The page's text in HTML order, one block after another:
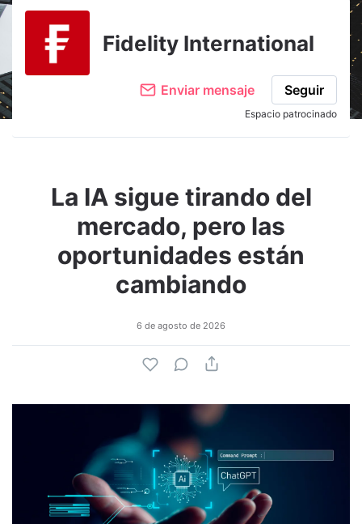
Fidelity International
Enviar mensaje Seguir
Espacio patrocinado
La IA sigue tirando del
mercado, pero las
oportunidades están
cambiando
6 de agosto de 2026